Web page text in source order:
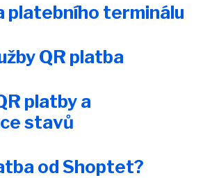
platebního terminálu
QR platba
platby a
stavů
od Shoptet?